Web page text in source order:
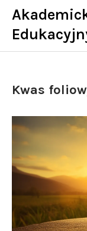
Skip
content
Kwas